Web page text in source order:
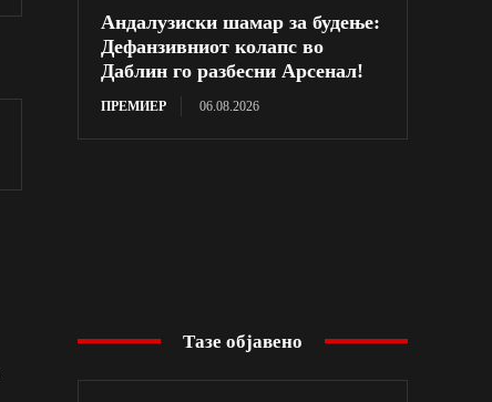
Андалузиски шамар за будење:
Дефанзивниот колапс во
Даблин го разбесни Арсенал!
ПРЕМИЕР 06.08.2026
Тазе објавено